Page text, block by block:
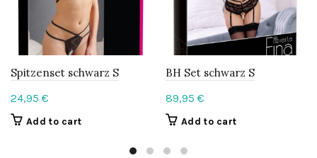
Spitzenset schwarz S
24,95 €
Add to cart
BH Set schwarz S
89,95 €
Add to cart